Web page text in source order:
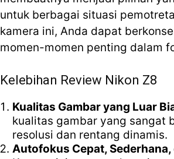
untuk berbagai situasi
kamera ini, Anda dapat
momen-momen penting dalam
Kelebihan Review Nikon Z8
Kualitas Gambar yang Luar
kualitas gambar yang sangat
resolusi dan rentang dinamis.
Autofokus Cepat,